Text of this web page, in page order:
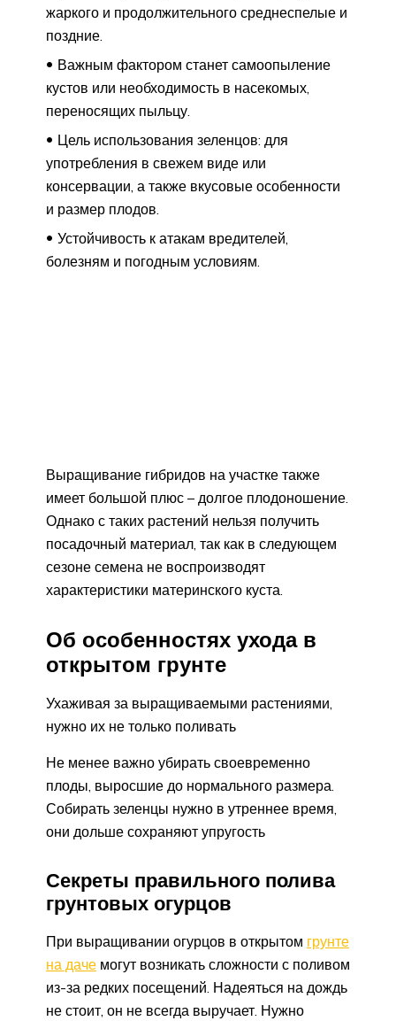
жаркого и продолжительного среднеспелые и
поздние.
Важным фактором станет самоопыление
кустов или необходимость в насекомых,
переносящих пыльцу.
Цель использования зеленцов: для
употребления в свежем виде или
консервации, а также вкусовые особенности
и размер плодов.
Устойчивость к атакам вредителей,
болезням и погодным условиям.
Выращивание гибридов на участке также
имеет большой плюс – долгое плодоношение.
Однако с таких растений нельзя получить
посадочный материал, так как в следующем
сезоне семена не воспроизводят
характеристики материнского куста.
Об особенностях ухода в
открытом грунте
Ухаживая за выращиваемыми растениями,
нужно их не только поливать
Не менее важно убирать своевременно
плоды, выросшие до нормального размера.
Собирать зеленцы нужно в утреннее время,
они дольше сохраняют упругость
Секреты правильного полива
грунтовых огурцов
При выращивании огурцов в открытом грунте
на даче могут возникать сложности с поливом
из-за редких посещений. Надеяться на дождь
не стоит, он не всегда выручает. Нужно